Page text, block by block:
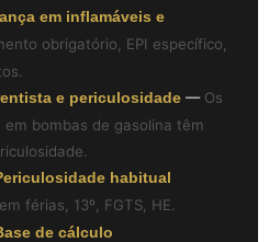
em inflamáveis e
obrigatório, EPI específico,
e periculosidade — Os
bombas de gasolina têm
habitual
férias, 13º, FGTS, HE.
de cálculo